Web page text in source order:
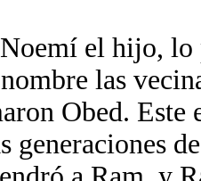
el hijo, lo
las
Obed. Este
generaciones